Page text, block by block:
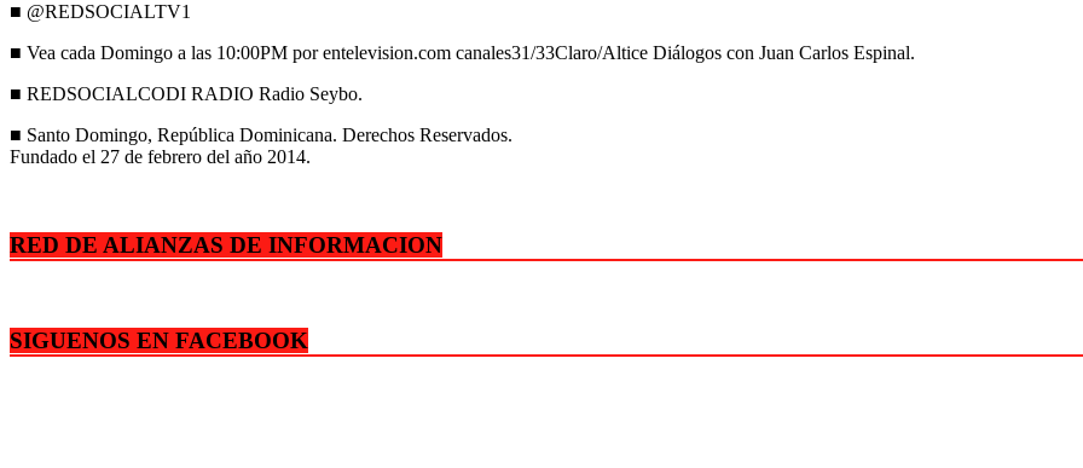
■ @REDSOCIALTV1
■ Vea cada Domingo a las 10:00PM por entelevision.com canales31/33Claro/Altice Diálogos con Juan Carlos Espinal.
■ REDSOCIALCODI RADIO Radio Seybo.
■ Santo Domingo, República Dominicana. Derechos Reservados.
Fundado el 27 de febrero del año 2014.
RED DE ALIANZAS DE INFORMACION
SIGUENOS EN FACEBOOK